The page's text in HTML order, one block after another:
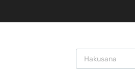
Products search